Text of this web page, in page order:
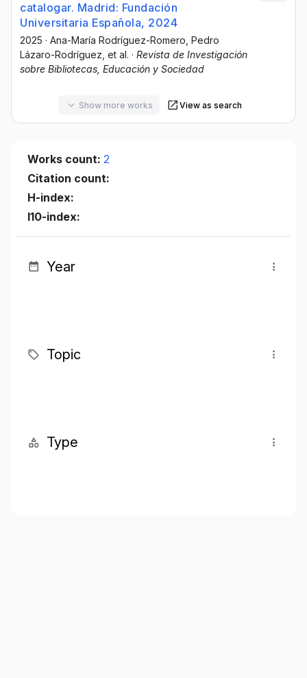
catalogar. Madrid: Fundación
Universitaria Española, 2024
2025 · Ana-María Rodríguez-Romero , Pedro
Lázaro-Rodríguez , et al. · Revista de Investigación
sobre Bibliotecas, Educación y Sociedad
Show more works View as search
Works count: 2
Citation count:
H-index:
I10-index:
Year
Topic
Type